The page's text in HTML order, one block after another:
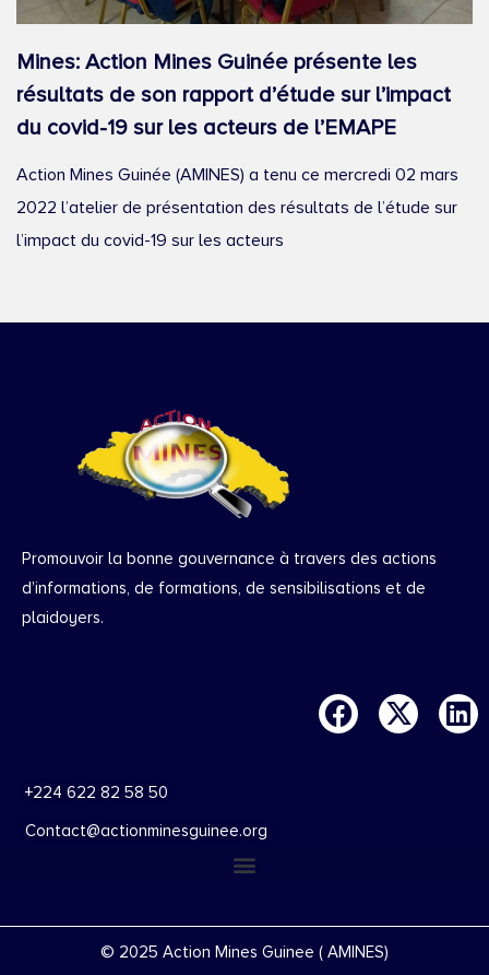
Mines: Action Mines Guinée présente les
résultats de son rapport d’étude sur l’impact
du covid-19 sur les acteurs de l’EMAPE
Action Mines Guinée (AMINES) a tenu ce mercredi 02 mars
2022 l’atelier de présentation des résultats de l’étude sur
l’impact du covid-19 sur les acteurs
Promouvoir la bonne gouvernance à travers des actions
d’informations, de formations, de sensibilisations et de
plaidoyers.
+224 622 82 58 50
Contact@actionminesguinee.org
© 2025 Action Mines Guinee ( AMINES)